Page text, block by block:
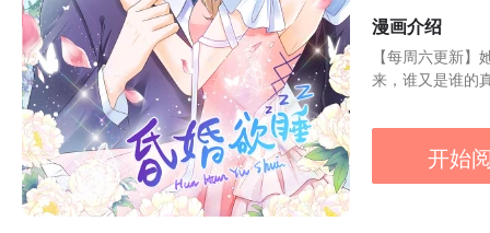
漫画介绍
【每周六更新
来，谁又是谁的
开始